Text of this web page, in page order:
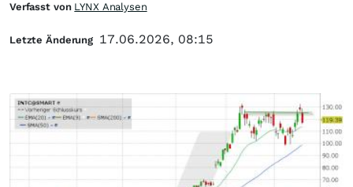
Verfasst von LYNX Analysen
Letzte Änderung 17.06.2026, 08:15